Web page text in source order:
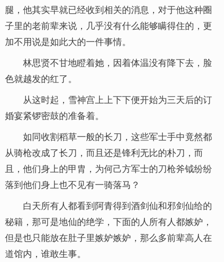
腿，他其实早就已经收到相关的消息，对于他这种圈
子里的老前辈来说，几乎没有什么能够瞒得住的，更
加不用说是如此大的一件事情。
林思贤不甘地瞪着她，因着体温没有降下去，脸
色就越发的红了。
从这时起，雪神宫上上下下便开始为三天后的订
婚宴紧锣密鼓的准备着。
如同收割稻草一般的长刀，这些军士手中竟然都
从骑枪改成了长刀，而且还是锋利无比的朴刀，而
且，他们身上的甲胄，为何己方军士的刀枪斧钺纷纷
落到他们身上也不见有一骑落马？
白天所有人都看到阿青得到酒剑仙和邪剑仙给的
秘籍，那可是地仙的绝学，下面的人所有人都嫉妒，
但是也只能放在肚子里嫉妒嫉妒，那么多前辈高人在
道馆内，谁敢生事。